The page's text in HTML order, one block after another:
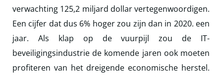
verwachting 125,2 miljard dollar vertegenwoordigen.
Een cijfer dat dus 6% hoger zou zijn dan in 2020. een
jaar. Als klap op de vuurpijl zou de IT-
beveiligingsindustrie de komende jaren ook moeten
profiteren van het dreigende economische herstel.